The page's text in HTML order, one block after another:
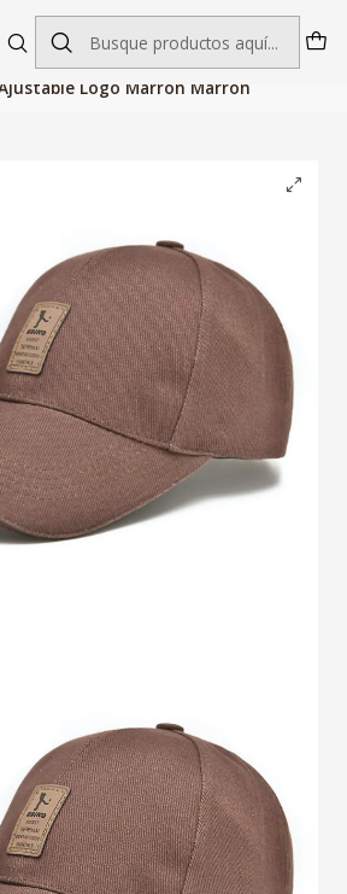
$60.000 | Entregas rápidas 1–5 días hábiles
de Moda Gorras Hombre
Logo Marron Marron